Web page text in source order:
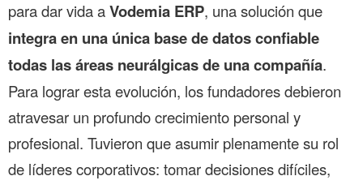
para dar vida aVodemia ERP, una solución que
integra en una única base de datos confiable
todas las áreas neurálgicas de una compañía.
Para lograr esta evolución, los fundadores debieron
atravesar un profundo crecimiento personal y
profesional. Tuvieron que asumir plenamente su rol
de líderes corporativos: tomar decisiones difíciles,